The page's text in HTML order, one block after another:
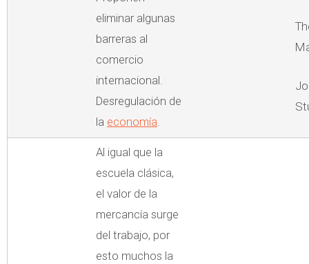
eliminar algunas
barreras al
comercio
internacional.
Desregulación de
la economía
Al igual que la
escuela clásica,
el valor de la
mercancía surge
del trabajo, por
esto muchos la